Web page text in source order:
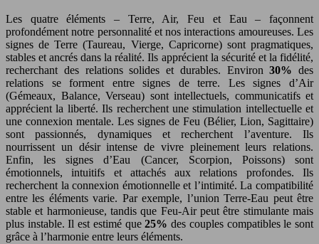
Les quatre éléments – Terre, Air, Feu et Eau – façonnent
profondément notre personnalité et nos interactions amoureuses. Les
signes de Terre (Taureau, Vierge, Capricorne) sont pragmatiques,
stables et ancrés dans la réalité. Ils apprécient la sécurité et la fidélité,
recherchant des relations solides et durables. Environ30% des
relations se forment entre signes de terre. Les signes d’Air
(Gémeaux, Balance, Verseau) sont intellectuels, communicatifs et
apprécient la liberté. Ils recherchent une stimulation intellectuelle et
une connexion mentale. Les signes de Feu (Bélier, Lion, Sagittaire)
sont passionnés, dynamiques et recherchent l’aventure. Ils
nourrissent un désir intense de vivre pleinement leurs relations.
Enfin, les signes d’Eau (Cancer, Scorpion, Poissons) sont
émotionnels, intuitifs et attachés aux relations profondes. Ils
recherchent la connexion émotionnelle et l’intimité. La compatibilité
entre les éléments varie. Par exemple, l’union Terre-Eau peut être
stable et harmonieuse, tandis que Feu-Air peut être stimulante mais
plus instable. Il est estimé que25%des couples compatibles le sont
grâce à l’harmonie entre leurs éléments.